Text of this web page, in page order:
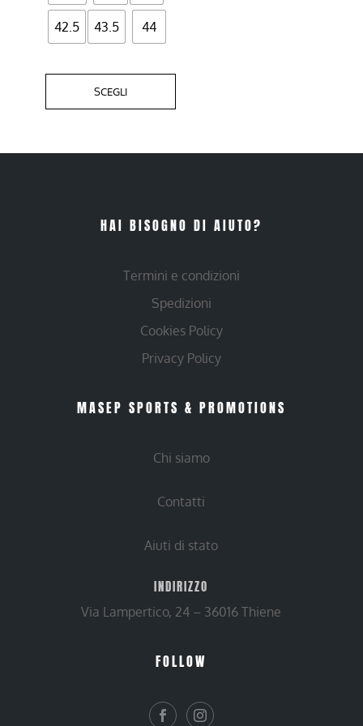
42.5 43.5 44
SCEGLI
HAI BISOGNO DI AIUTO?
Termini e condizioni
Spedizioni
Cookies Policy
Privacy Policy
MASEP SPORTS & PROMOTIONS
Chi siamo
Contatti
Aiuti di stato
INDIRIZZO
Via Lampertico, 24 – 36016 Thiene
FOLLOW